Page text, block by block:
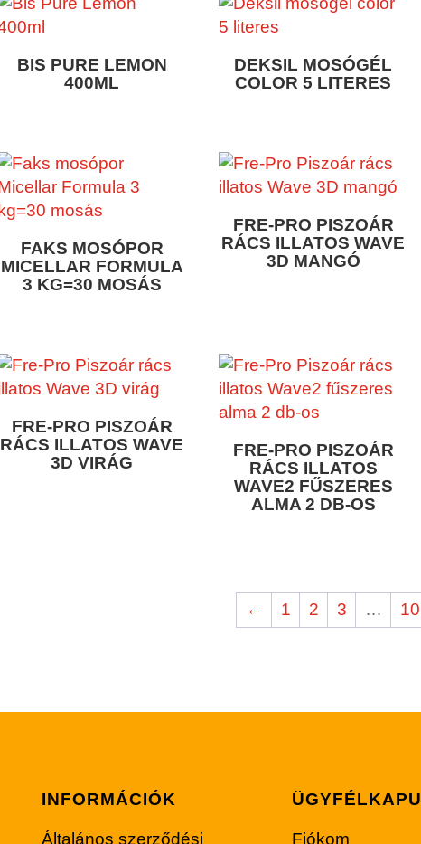
BIS PURE LEMON
400ML
DEKSIL MOSÓGÉL
COLOR 5 LITERES
FAKS MOSÓPOR
MICELLAR FORMULA
3 KG=30 MOSÁS
FRE-PRO PISZOÁR
RÁCS ILLATOS WAVE
3D MANGÓ
FRE-PRO PISZOÁR
RÁCS ILLATOS WAVE
3D VIRÁG
FRE-PRO PISZOÁR
RÁCS ILLATOS
WAVE2 FŰSZERES
ALMA 2 DB-OS
← 1 2 3 … 10
INFORMÁCIÓK
Általános szerződési
ÜGYFÉLKAPU
Fiókom